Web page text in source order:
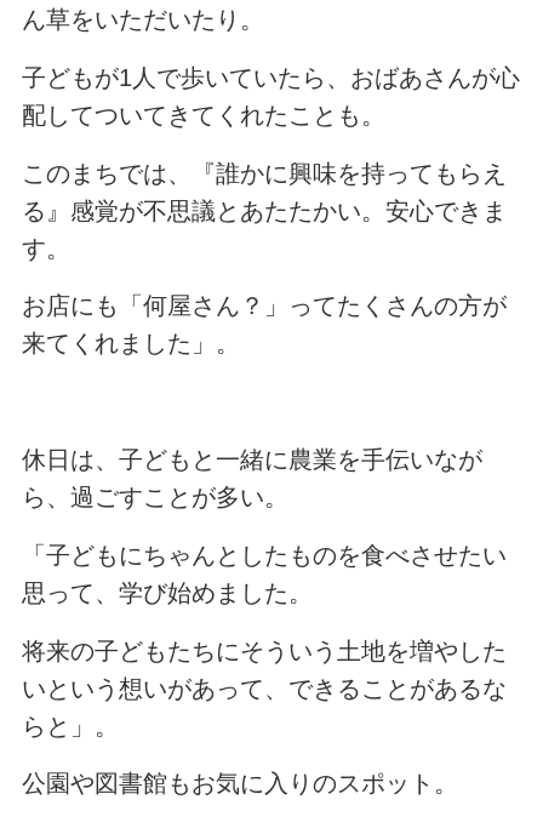
ん草をいただいたり。
子どもが1人で歩いていたら、おばあさんが心
配してついてきてくれたことも。
このまちでは、『誰かに興味を持ってもらえ
る』感覚が不思議とあたたかい。安心できま
す。
お店にも「何屋さん？」ってたくさんの方が
来てくれました」。
休日は、子どもと一緒に農業を手伝いなが
ら、過ごすことが多い。
「子どもにちゃんとしたものを食べさせたい
思って、学び始めました。
将来の子どもたちにそういう土地を増やした
いという想いがあって、できることがあるな
らと」。
公園や図書館もお気に入りのスポット。